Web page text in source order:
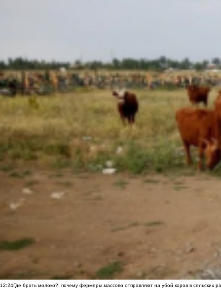
12:24Где брать молоко?: почему фермеры массово отправляют на убой коров в сельских